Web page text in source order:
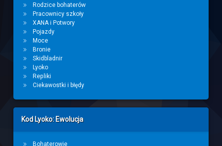
Rodzice bohaterów
Pracownicy szkoły
XANA i Potwory
Pojazdy
Moce
Bronie
Skidbladnir
Lyoko
Repliki
Ciekawostki i błędy
Kod Lyoko: Ewolucja
Bohaterowie